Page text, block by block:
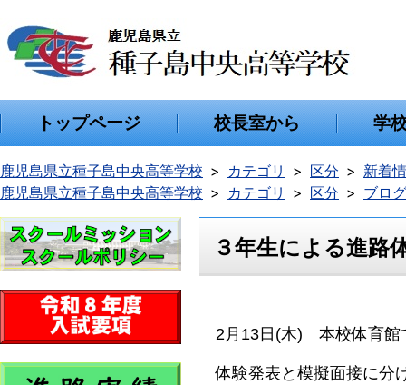
トップページ 校長室から 学
鹿児島県立種子島中央高等学校 カテゴリ 区分
新着
鹿児島県立種子島中央高等学校
カテゴリ 区分 ブロ
３年生による進路
2月13日(木) 本校体育館
体験発表と模擬面接に分